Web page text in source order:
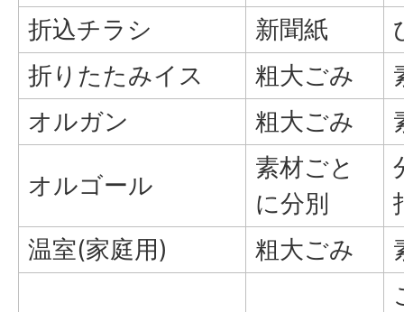
折込チラシ
新聞紙
折りたたみイス
粗大ごみ
オルガン
粗大ごみ
オルゴール
素材ごと
に分別
温室(家庭用)
粗大ごみ